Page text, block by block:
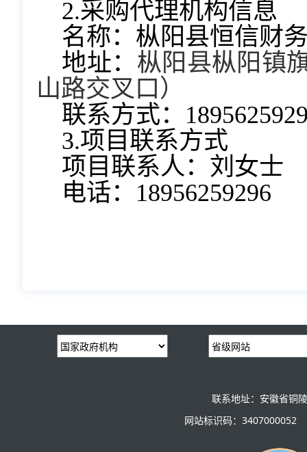
2.采购代理机构信息
名称：枞阳县恒信财
地址： 枞阳县枞阳镇
山路交叉口）
联系方式：
3.项目联系方式
项目联系人：刘女士
电话：18956259296
联系地址：安徽省铜
网站标识码：3407000052